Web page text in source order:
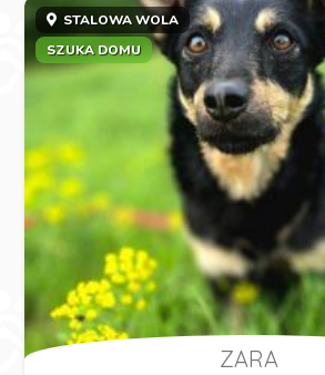
STALOWA WOLA
SZUKA DOMU
ZARA